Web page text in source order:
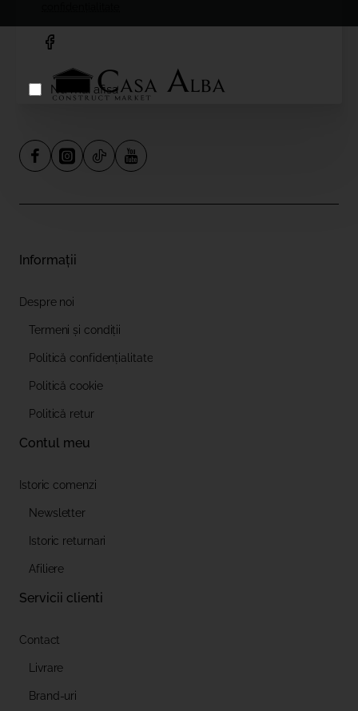
Nu mai afisa
Informații
Despre noi
Termeni și condiții
Politică confidențialitate
Politică cookie
Politică retur
Contul meu
Istoric comenzi
Newsletter
Istoric returnari
Afiliere
Servicii clienti
Contact
Livrare
Brand-uri